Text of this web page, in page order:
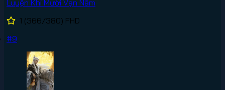
Luyện Khí Mười Vạn Năm
1 (366/380) FHD
#9